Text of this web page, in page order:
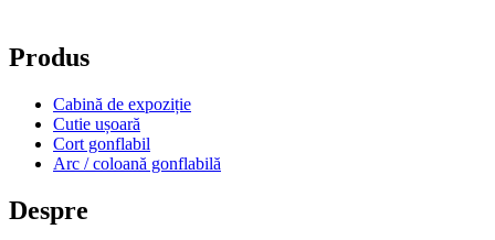
Produs
Cabină de expoziție
Cutie ușoară
Cort gonflabil
Arc / coloană gonflabilă
Despre